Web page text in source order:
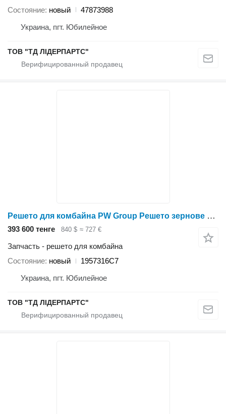
Состояние новый
47873988
Украина, пгт. Юбилейное
ТОВ "ТД ЛІДЕРПАРТС"
Решето для комбайна PW Group Решето зернове верхнє (66-я серія) 1-1/8" = 28,6 mm 1386 1957316C7 для зерноуборочного комбайна
393 600 тенге 840 $ ≈ 727 €
Запчасть - решето для комбайна
Состояние новый
1957316C7
Украина, пгт. Юбилейное
ТОВ "ТД ЛІДЕРПАРТС"